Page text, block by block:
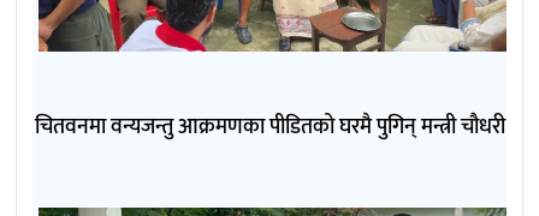
चितवनमा वन्यजन्तु आक्रमणका पीडितको घरमै पुगिन् मन्त्री चौधरी